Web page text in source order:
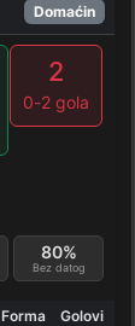
Domaćin
2
0-2 gola
Bez datog
80%
Forma
Golovi